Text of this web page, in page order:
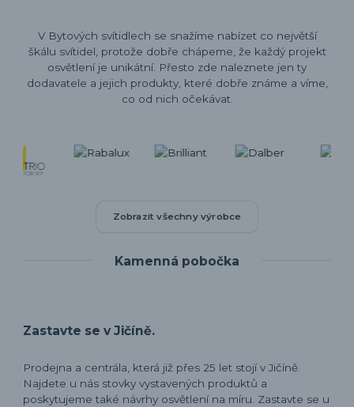
V Bytových svítidlech se snažíme nabízet co největší
škálu svítidel, protože dobře chápeme, že každý projekt
osvětlení je unikátní. Přesto zde naleznete jen ty
dodavatele a jejich produkty, které dobře známe a víme,
co od nich očekávat.
Zobrazit všechny výrobce
Kamenná pobočka
Zastavte se v Jičíně.
Prodejna a centrála, která již přes 25 let stojí v Jičíně.
Najdete u nás stovky vystavených produktů a
poskytujeme také návrhy osvětlení na míru. Zastavte se u